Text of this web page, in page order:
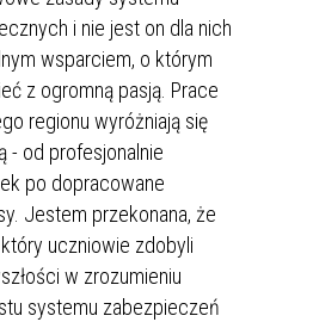
i nie jest on dla nich
wsparciem, o którym
z ogromną pasją. Prace
regionu wyróżniają się
- od profesjonalnie
po dopracowane
Jestem przekonana, że
uczniowie zdobyli
w zrozumieniu
systemu zabezpieczeń